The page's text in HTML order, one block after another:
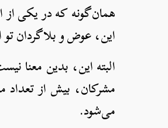
همان‌گونه که در یکی
این، عوض و بلاگردان
البته این، بدین معنا
مشرکان، بیش‌ از تعداد
می‌شود.